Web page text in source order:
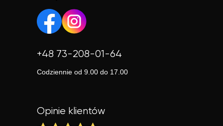
+48 73-208-01-64
Codziennie od 9.00 do 17.00
Opinie klientów